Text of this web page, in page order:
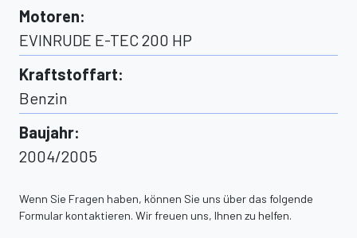
Motoren:
EVINRUDE E-TEC 200 HP
Kraftstoffart:
Benzin
Baujahr:
2004/2005
Wenn Sie Fragen haben, können Sie uns über das folgende
Formular kontaktieren. Wir freuen uns, Ihnen zu helfen.